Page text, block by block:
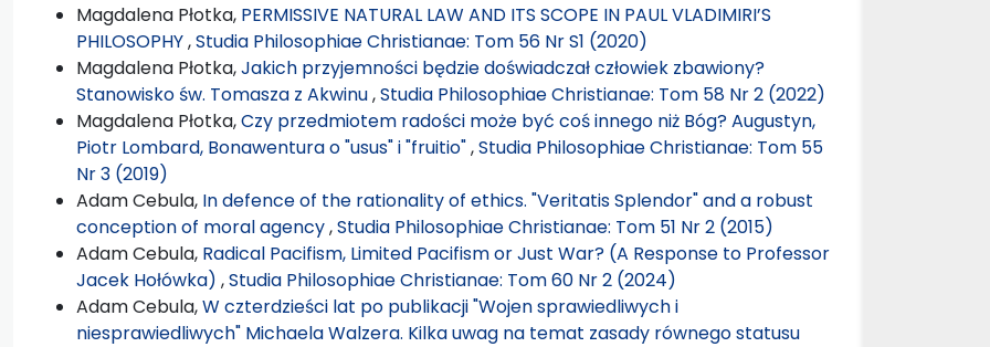
Magdalena Płotka, PERMISSIVE NATURAL LAW AND ITS SCOPE IN PAUL VLADIMIRI’S
PHILOSOPHY,Studia Philosophiae Christianae: Tom 56 Nr S1 (2020)
Magdalena Płotka,Jakich przyjemności będzie doświadczał człowiek zbawiony?
Stanowisko św. Tomasza z Akwinu,Studia Philosophiae Christianae: Tom 58 Nr 2 (2022)
Magdalena Płotka,Czy przedmiotem radości może być coś innego niż Bóg? Augustyn,
Piotr Lombard, Bonawentura o "usus" i "fruitio",Studia Philosophiae Christianae: Tom 55
Nr 3 (2019)
Adam Cebula, In defence of the rationality of ethics. "Veritatis Splendor" and a robust
conception of moral agency,Studia Philosophiae Christianae: Tom 51 Nr 2 (2015)
Adam Cebula, Radical Pacifism, Limited Pacifism or Just War? (A Response to Professor
Jacek Hołówka) ,Studia Philosophiae Christianae: Tom 60 Nr 2 (2024)
Adam Cebula,W czterdzieści lat po publikacji "Wojen sprawiedliwych i
niesprawiedliwych" Michaela Walzera. Kilka uwag na temat zasady równego statusu